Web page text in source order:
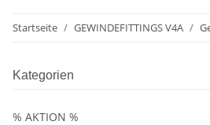
Startseite GEWINDEFITTINGS V4A
Kategorien
% AKTION %